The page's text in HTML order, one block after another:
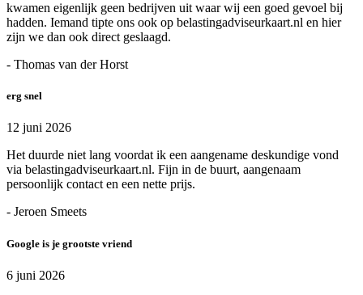
kwamen eigenlijk geen bedrijven uit waar wij een goed gevoel bij
hadden. Iemand tipte ons ook op belastingadviseurkaart.nl en hier
zijn we dan ook direct geslaagd.
- Thomas van der Horst
erg snel
12 juni 2026
Het duurde niet lang voordat ik een aangename deskundige vond
via belastingadviseurkaart.nl. Fijn in de buurt, aangenaam
persoonlijk contact en een nette prijs.
- Jeroen Smeets
Google is je grootste vriend
6 juni 2026